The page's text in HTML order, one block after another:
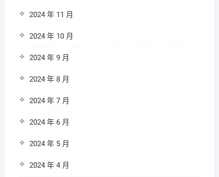
2024 年 11 月
2024 年 10 月
2024 年 9 月
2024 年 8 月
2024 年 7 月
2024 年 6 月
2024 年 5 月
2024 年 4 月